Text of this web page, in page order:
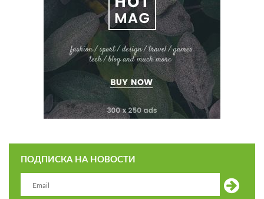
ПОДПИСКА НА НОВОСТИ